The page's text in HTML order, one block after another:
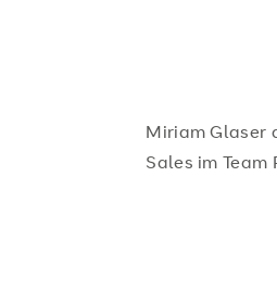
Miriam Glaser
Sales im Team